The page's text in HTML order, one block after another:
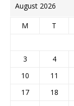
August 2026
M T
3
4
10
11
17
18